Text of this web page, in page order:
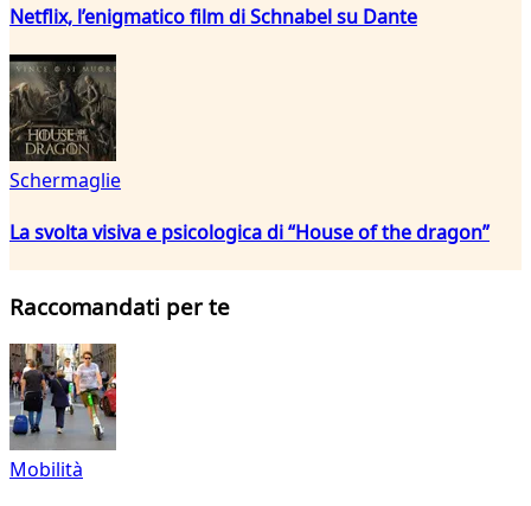
Netflix, l’enigmatico film di Schnabel su Dante
Schermaglie
La svolta visiva e psicologica di “House of the dragon”
Raccomandati per te
Mobilità